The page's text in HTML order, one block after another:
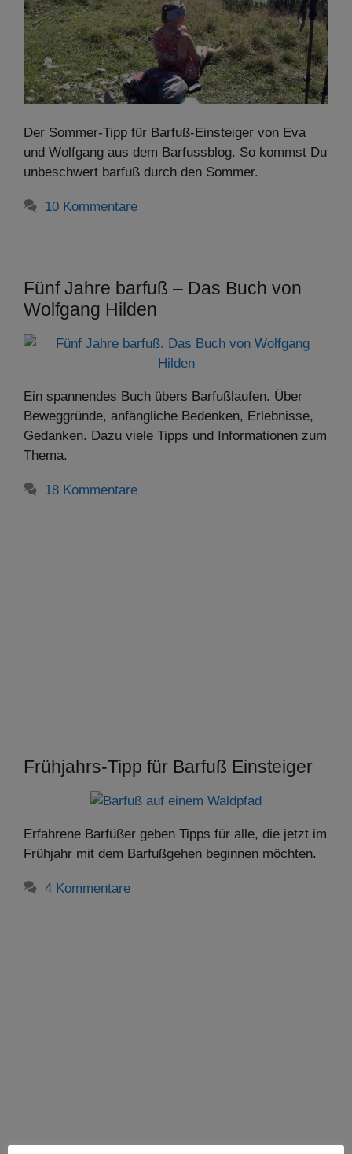
Der Sommer-Tipp für Barfuß-Einsteiger von Eva
und Wolfgang aus dem Barfussblog. So kommst Du
unbeschwert barfuß durch den Sommer.
10 Kommentare
Fünf Jahre barfuß – Das Buch von
Wolfgang Hilden
Ein spannendes Buch übers Barfußlaufen. Über
Beweggründe, anfängliche Bedenken, Erlebnisse,
Gedanken. Dazu viele Tipps und Informationen zum
Thema.
18 Kommentare
Frühjahrs-Tipp für Barfuß Einsteiger
Erfahrene Barfüßer geben Tipps für alle, die jetzt im
Frühjahr mit dem Barfußgehen beginnen möchten.
4 Kommentare